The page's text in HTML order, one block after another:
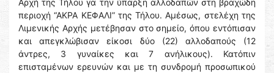
Αρχή της Τήλου γα την ύπαρξη αλλοδαπών στη βραχώδη
περιοχή “ΑΚΡΑ ΚΕΦΑΛΙ” της Τήλου. Αμέσως, στελέχη της
Λιμενικής Αρχής μετέβησαν στο σημείο, όπου εντόπισαν
και απεγκλώβισαν είκοσι δύο (22) αλλοδαπούς (12
άντρες, 3 γυναίκες και 7 ανήλικους). Κατόπιν
επισταμένων ερευνών και με τη συνδρομή προσωπικού